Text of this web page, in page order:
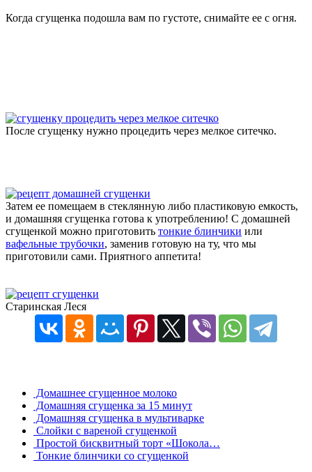
Когда сгущенка подошла вам по густоте, снимайте ее с огня.
После сгущенку нужно процедить через мелкое ситечко.
Затем ее помещаем в стеклянную либо пластиковую емкость,
и домашняя сгущенка готова к употреблению! С домашней
сгущенкой можно приготовить тонкие блинчики или
вафельные трубочки, заменив готовую на ту, что мы
приготовили сами. Приятного аппетита!
Старинская Леся
Домашнее сгущенное молоко
Домашняя сгущенка за 15 минут
Домашняя сгущенка в мультиварке
Слойки с вареной сгущенкой
Простой бисквитный торт «Шокола…
Тонкие блинчики со сгущенкой